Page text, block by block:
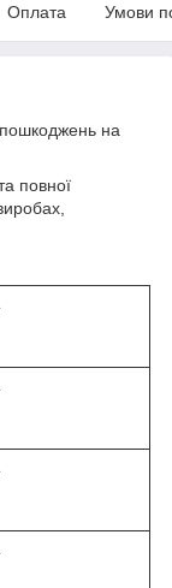
Оплата Умови
на
повної